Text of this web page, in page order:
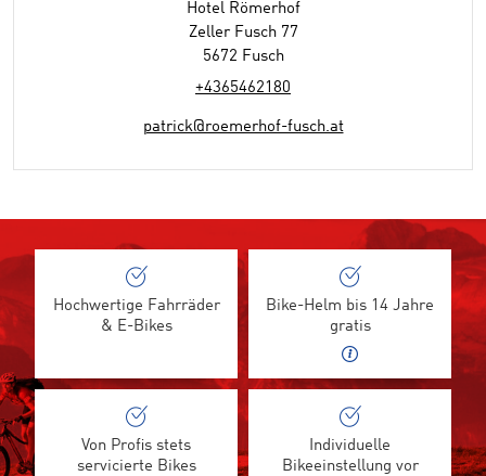
Hotel Römerhof
Zeller Fusch 77
5672 Fusch
+4365462180
patrick@roemerhof-fusch.at
Hochwertige Fahrräder
& E-Bikes
Bike-Helm bis 14 Jahre
gratis
Von Profis stets
servicierte Bikes
Individuelle
Bikeeinstellung vor